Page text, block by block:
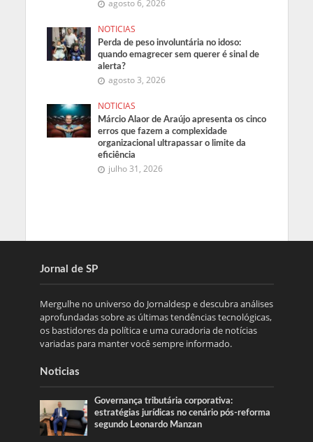
agosto 6, 2026
NOTICIAS
Perda de peso involuntária no idoso:
quando emagrecer sem querer é sinal de
alerta?
agosto 3, 2026
NOTICIAS
Márcio Alaor de Araújo apresenta os cinco
erros que fazem a complexidade
organizacional ultrapassar o limite da
eficiência
julho 31, 2026
Jornal de SP
Mergulhe no universo do Jornaldesp e descubra análises
aprofundadas sobre as últimas tendências tecnológicas,
os bastidores da política e uma curadoria de notícias
variadas para manter você sempre informado.
Noticias
Governança tributária corporativa:
estratégias jurídicas no cenário pós-reforma
segundo Leonardo Manzan